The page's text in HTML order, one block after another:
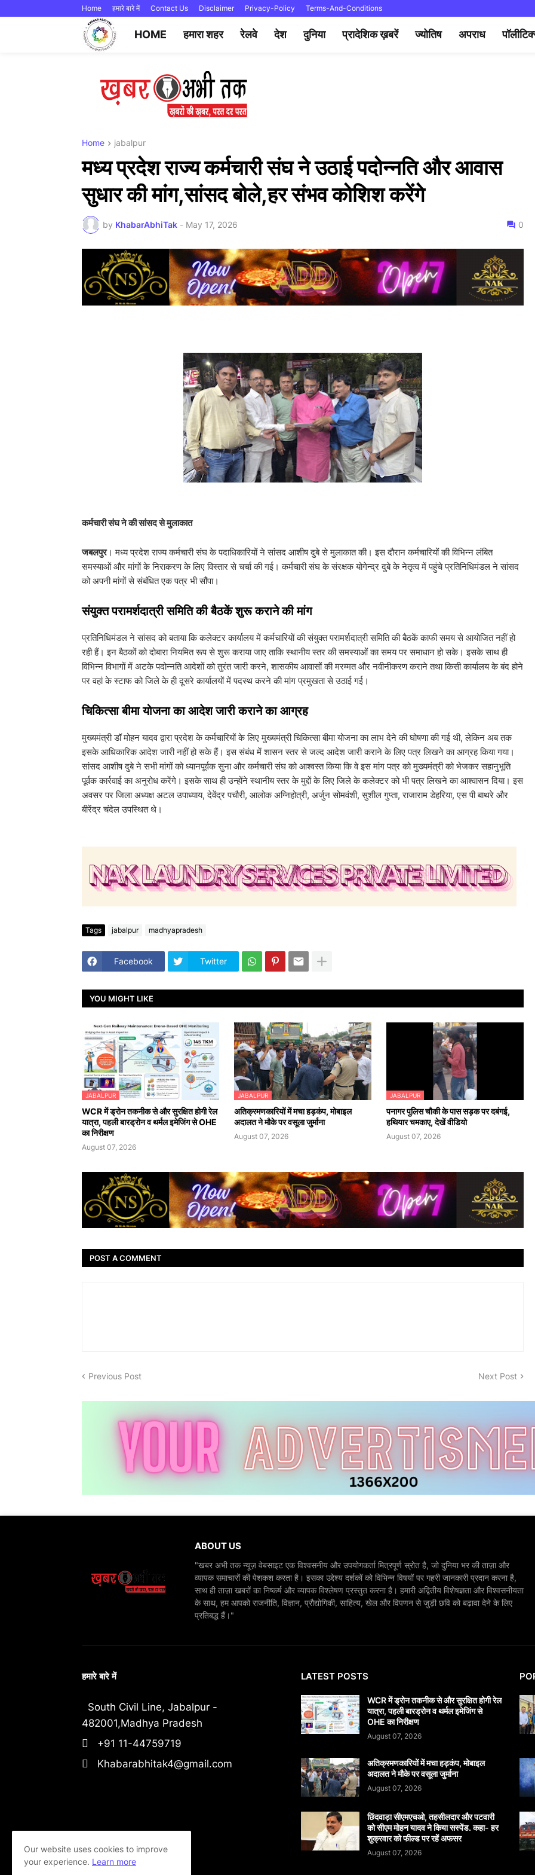
Home हमारे बारे में Contact Us Disclaimer Privacy-Policy Terms-And-Conditions
HOME हमारा शहर रेलवे देश दुनिया प्रादेशिक ख़बरें ज्योतिष अपराध
Home jabalpur
मध्य प्रदेश राज्य कर्मचारी संघ ने उठाई पदोन्नति और आवास
सुधार की मांग,सांसद बोले,हर संभव कोशिश करेंगे
by KhabarAbhiTak - May 17, 2026 0
कर्मचारी संघ ने की सांसद से मुलाकात
जबलपुर। मध्य प्रदेश राज्य कर्मचारी संघ के पदाधिकारियों ने सांसद आशीष दुबे से मुलाकात की। इस दौरान कर्मचारियों की विभिन्न लंबित
समस्याओं और मांगों के निराकरण के लिए विस्तार से चर्चा की गई। कर्मचारी संघ के संरक्षक योगेन्द्र दुबे के नेतृत्व में पहुंचे प्रतिनिधिमंडल ने सांसद
को अपनी मांगों से संबंधित एक पत्र भी सौंपा।
​संयुक्त परामर्शदात्री समिति की बैठकें शुरू कराने की मांग
​प्रतिनिधिमंडल ने सांसद को बताया कि कलेक्टर कार्यालय में कर्मचारियों की संयुक्त परामर्शदात्री समिति की बैठकें काफी समय से आयोजित नहीं हो
रही हैं। इन बैठकों को दोबारा नियमित रूप से शुरू कराया जाए ताकि स्थानीय स्तर की समस्याओं का समय पर समाधान हो सके। इसके साथ ही
विभिन्न विभागों में अटके पदोन्नति आदेशों को तुरंत जारी करने, शासकीय आवासों की मरम्मत और नवीनीकरण कराने तथा किसी कार्यालय के बंद होने
पर वहां के स्टाफ को जिले के ही दूसरे कार्यालयों में पदस्थ करने की मांग प्रमुखता से उठाई गई।
​चिकित्सा बीमा योजना का आदेश जारी कराने का आग्रह
​मुख्यमंत्री डॉ मोहन यादव द्वारा प्रदेश के कर्मचारियों के लिए मुख्यमंत्री चिकित्सा बीमा योजना का लाभ देने की घोषणा की गई थी, लेकिन अब तक
इसके आधिकारिक आदेश जारी नहीं हो सके हैं। इस संबंध में शासन स्तर से जल्द आदेश जारी कराने के लिए पत्र लिखने का आग्रह किया गया।
सांसद आशीष दुबे ने सभी मांगों को ध्यानपूर्वक सुना और कर्मचारी संघ को आश्वस्त किया कि वे इस मांग पत्र को मुख्यमंत्री को भेजकर सहानुभूति
पूर्वक कार्रवाई का अनुरोध करेंगे। इसके साथ ही उन्होंने स्थानीय स्तर के मुद्दों के लिए जिले के कलेक्टर को भी पत्र लिखने का आश्वासन दिया। इस
अवसर पर जिला अध्यक्ष अटल उपाध्याय, देवेंद्र पचौरी, आलोक अग्निहोत्री, अर्जुन सोमवंशी, सुशील गुप्ता, राजाराम डेहरिया, एस पी बाथरे और
बीरेंद्र चंदेल उपस्थित थे।
Tags jabalpur madhyapradesh
Facebook Twitter
YOU MIGHT LIKE
JABALPUR
WCR में ड्रोन तकनीक से और सुरक्षित होगी रेल
यात्रा, पहली बारड्रोन व थर्मल इमेजिंग से OHE
का निरीक्षण
August 07, 2026
JABALPUR
अतिक्रमणकारियों में मचा हड़कंप, मोबाइल
अदालत ने मौके पर वसूला जुर्माना
August 07, 2026
JABALPUR
पनागर पुलिस चौकी के पास सड़क पर दबंगई,
हथियार चमकाए, देखें वीडियो
August 07, 2026
POST A COMMENT
Previous Post Next Post
ABOUT US
"खबर अभी तक न्यूज़ वेबसाइट एक विश्वसनीय और उपयोगकर्ता मित्रपूर्ण स्रोत है, जो दुनिया भर की ताज़ा और
व्यापक समाचारों की पेशकश करता है। इसका उद्देश्य दर्शकों को विभिन्न विषयों पर गहरी जानकारी प्रदान करना है,
साथ ही ताज़ा खबरों का निष्कर्ष और व्यापक विश्लेषण प्रस्तुत करना है। हमारी अद्वितीय विशेषज्ञता और विश्वसनीयता
के साथ, हम आपको राजनीति, विज्ञान, प्रौद्योगिकी, साहित्य, खेल और विपणन से जुड़ी छवि को बढ़ावा देने के लिए
प्रतिबद्ध हैं।"
हमारे बारे में
South Civil Line, Jabalpur -
482001,Madhya Pradesh
+91 11-44759719
Khabarabhitak4@gmail.com
LATEST POSTS
WCR में ड्रोन तकनीक से और सुरक्षित होगी रेल
यात्रा, पहली बारड्रोन व थर्मल इमेजिंग से
OHE का निरीक्षण
August 07, 2026
अतिक्रमणकारियों में मचा हड़कंप, मोबाइल
अदालत ने मौके पर वसूला जुर्माना
August 07, 2026
छिंदवाड़ा सीएमएचओ, तहसीलदार और पटवारी
को सीएम मोहन यादव ने किया सस्पेंड. कहा- हर
शुक्रवार को फील्ड पर रहें अफसर
August 07, 2026
Our website uses cookies to improve
your experience. Learn more